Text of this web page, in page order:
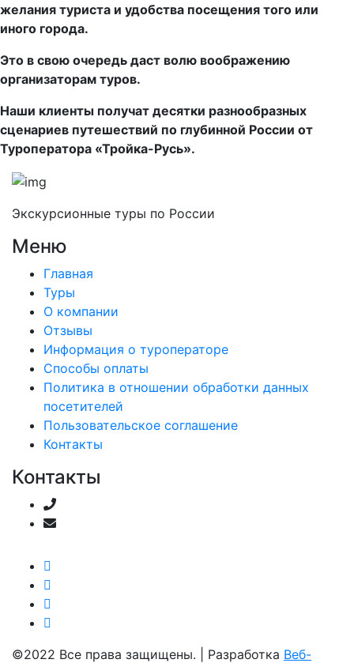
желания туриста и удобства посещения того или
иного города.
Это в свою очередь даст волю воображению
организаторам туров.
Наши клиенты получат десятки разнообразных
сценариев путешествий по глубинной России от
Туроператора «Тройка-Русь».
Экскурсионные туры по России
Меню
Главная
Туры
О компании
Отзывы
Информация о туроператоре
Способы оплаты
Политика в отношении обработки данных
посетителей
Пользовательское соглашение
Контакты
Контакты
©2022 Все права защищены. | Разработка Веб-